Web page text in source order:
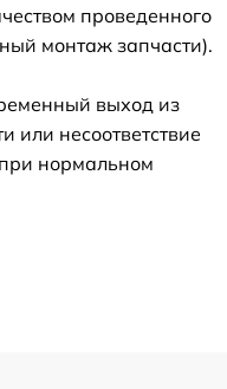
проведенного
монтаж запчасти).
выход из
или несоответствие
нормальном